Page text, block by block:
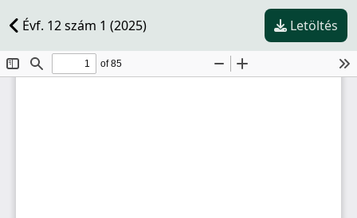
Évf. 12 szám 1 (2025) Letöltés